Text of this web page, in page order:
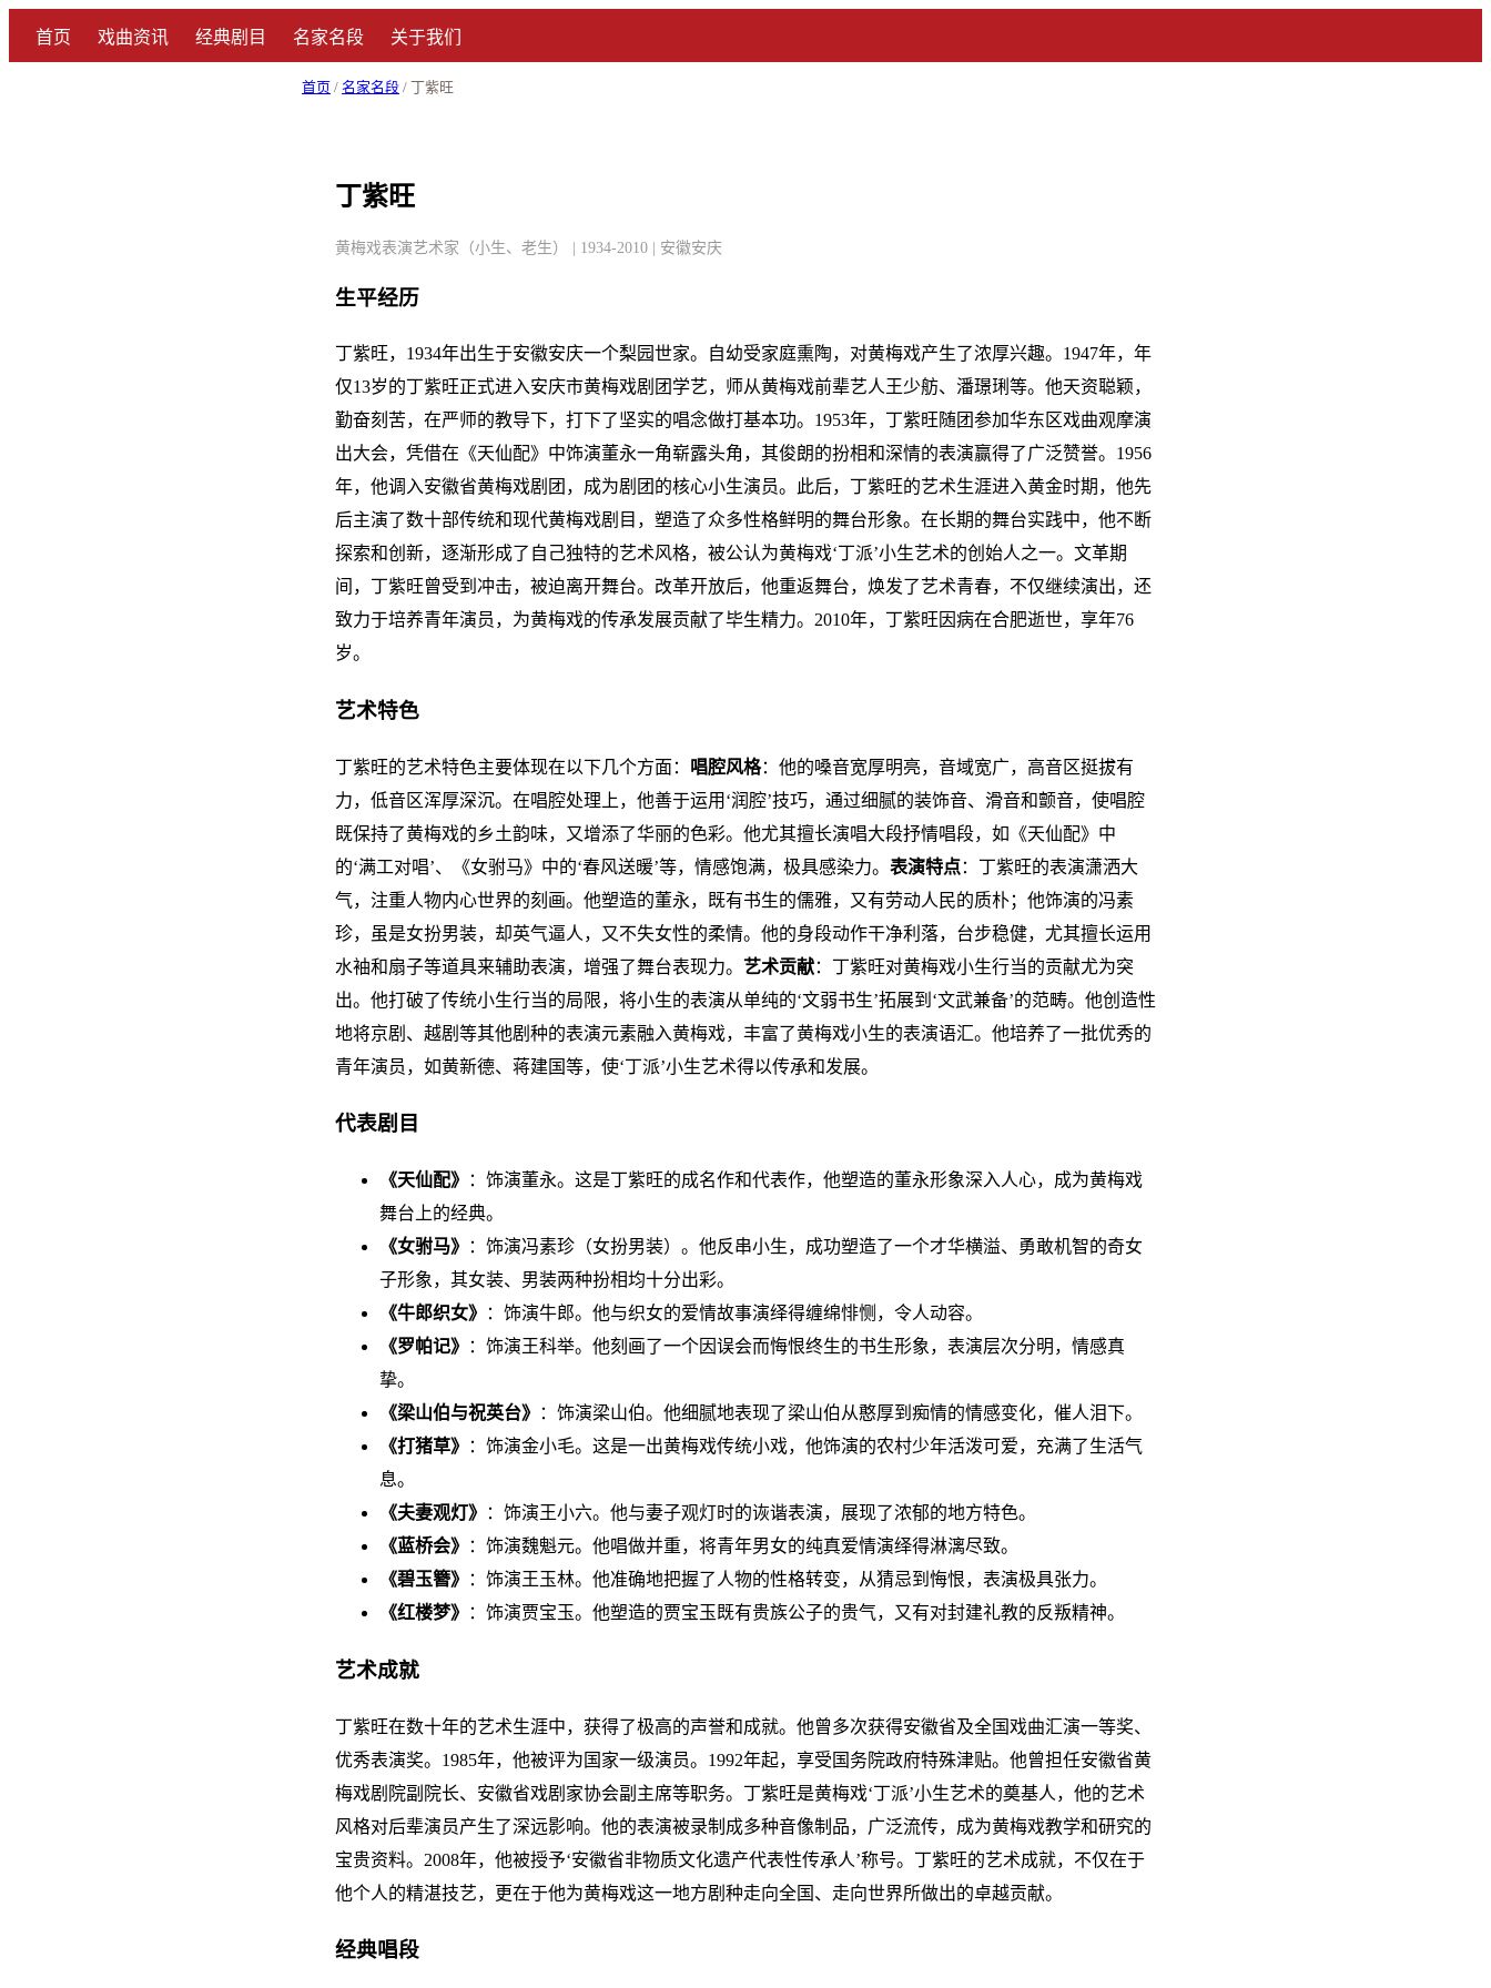
首页 戏曲资讯 经典剧目 名家名段 关于我们
首页 / 名家名段 / 丁紫旺
丁紫旺
黄梅戏表演艺术家（小生、老生） | 1934-2010 | 安徽安庆
生平经历
丁紫旺，1934年出生于安徽安庆一个梨园世家。自幼受家庭熏陶，对黄梅戏产生了浓厚兴趣。1947年，年
仅13岁的丁紫旺正式进入安庆市黄梅戏剧团学艺，师从黄梅戏前辈艺人王少舫、潘璟琍等。他天资聪颖，
勤奋刻苦，在严师的教导下，打下了坚实的唱念做打基本功。1953年，丁紫旺随团参加华东区戏曲观摩演
出大会，凭借在《天仙配》中饰演董永一角崭露头角，其俊朗的扮相和深情的表演赢得了广泛赞誉。1956
年，他调入安徽省黄梅戏剧团，成为剧团的核心小生演员。此后，丁紫旺的艺术生涯进入黄金时期，他先
后主演了数十部传统和现代黄梅戏剧目，塑造了众多性格鲜明的舞台形象。在长期的舞台实践中，他不断
探索和创新，逐渐形成了自己独特的艺术风格，被公认为黄梅戏‘丁派’小生艺术的创始人之一。文革期
间，丁紫旺曾受到冲击，被迫离开舞台。改革开放后，他重返舞台，焕发了艺术青春，不仅继续演出，还
致力于培养青年演员，为黄梅戏的传承发展贡献了毕生精力。2010年，丁紫旺因病在合肥逝世，享年76
岁。
艺术特色
丁紫旺的艺术特色主要体现在以下几个方面： 唱腔风格：他的嗓音宽厚明亮，音域宽广，高音区挺拔有
力，低音区浑厚深沉。在唱腔处理上，他善于运用‘润腔’技巧，通过细腻的装饰音、滑音和颤音，使唱腔
既保持了黄梅戏的乡土韵味，又增添了华丽的色彩。他尤其擅长演唱大段抒情唱段，如《天仙配》中
的‘满工对唱’、《女驸马》中的‘春风送暖’等，情感饱满，极具感染力。 表演特点：丁紫旺的表演潇洒大
气，注重人物内心世界的刻画。他塑造的董永，既有书生的儒雅，又有劳动人民的质朴；他饰演的冯素
珍，虽是女扮男装，却英气逼人，又不失女性的柔情。他的身段动作干净利落，台步稳健，尤其擅长运用
水袖和扇子等道具来辅助表演，增强了舞台表现力。 艺术贡献：丁紫旺对黄梅戏小生行当的贡献尤为突
出。他打破了传统小生行当的局限，将小生的表演从单纯的‘文弱书生’拓展到‘文武兼备’的范畴。他创造性
地将京剧、越剧等其他剧种的表演元素融入黄梅戏，丰富了黄梅戏小生的表演语汇。他培养了一批优秀的
青年演员，如黄新德、蒋建国等，使‘丁派’小生艺术得以传承和发展。
代表剧目
《天仙配》
：饰演董永。这是丁紫旺的成名作和代表作，他塑造的董永形象深入人心，成为黄梅戏
舞台上的经典。
《女驸马》
：饰演冯素珍（女扮男装）。他反串小生，成功塑造了一个才华横溢、勇敢机智的奇女
子形象，其女装、男装两种扮相均十分出彩。
《牛郎织女》
：饰演牛郎。他与织女的爱情故事演绎得缠绵悱恻，令人动容。
《罗帕记》
：饰演王科举。他刻画了一个因误会而悔恨终生的书生形象，表演层次分明，情感真
挚。
《梁山伯与祝英台》
：饰演梁山伯。他细腻地表现了梁山伯从憨厚到痴情的情感变化，催人泪下。
《打猪草》
：饰演金小毛。这是一出黄梅戏传统小戏，他饰演的农村少年活泼可爱，充满了生活气
息。
《夫妻观灯》
：饰演王小六。他与妻子观灯时的诙谐表演，展现了浓郁的地方特色。
《蓝桥会》
：饰演魏魁元。他唱做并重，将青年男女的纯真爱情演绎得淋漓尽致。
《碧玉簪》
：饰演王玉林。他准确地把握了人物的性格转变，从猜忌到悔恨，表演极具张力。
《红楼梦》
：饰演贾宝玉。他塑造的贾宝玉既有贵族公子的贵气，又有对封建礼教的反叛精神。
艺术成就
丁紫旺在数十年的艺术生涯中，获得了极高的声誉和成就。他曾多次获得安徽省及全国戏曲汇演一等奖、
优秀表演奖。1985年，他被评为国家一级演员。1992年起，享受国务院政府特殊津贴。他曾担任安徽省黄
梅戏剧院副院长、安徽省戏剧家协会副主席等职务。丁紫旺是黄梅戏‘丁派’小生艺术的奠基人，他的艺术
风格对后辈演员产生了深远影响。他的表演被录制成多种音像制品，广泛流传，成为黄梅戏教学和研究的
宝贵资料。2008年，他被授予‘安徽省非物质文化遗产代表性传承人’称号。丁紫旺的艺术成就，不仅在于
他个人的精湛技艺，更在于他为黄梅戏这一地方剧种走向全国、走向世界所做出的卓越贡献。
经典唱段